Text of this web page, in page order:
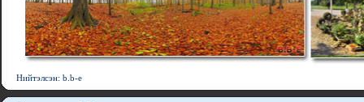
Нийтэлсэн: b.b-e